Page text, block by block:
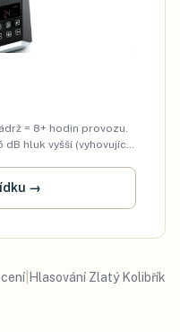
= 8+ hodin provozu.
hluk vyšší (vyhovující
→
Hlasování Zlatý Kolibřík